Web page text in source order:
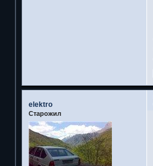
elektro
Старожил